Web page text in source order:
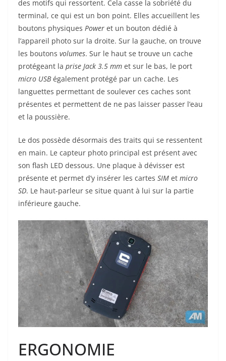
des motifs qui ressortent. Cela casse la sobriété du
terminal, ce qui est un bon point. Elles accueillent les
boutons physiques Power et un bouton dédié à
l’appareil photo sur la droite. Sur la gauche, on trouve
les boutons volumes. Sur le haut se trouve un cache
protégeant la prise Jack 3.5 mm et sur le bas, le port
micro USBégalement protégé par un cache. Les
languettes permettant de soulever ces caches sont
présentes et permettent de ne pas laisser passer l’eau
et la poussière.
Le dos possède désormais des traits qui se ressentent
en main. Le capteur photo principal est présent avec
son flash LED dessous. Une plaque à dévisser est
présente et permet d’y insérer les cartes SIM et micro
SD. Le haut-parleur se situe quant à lui sur la partie
inférieure gauche.
ERGONOMIE